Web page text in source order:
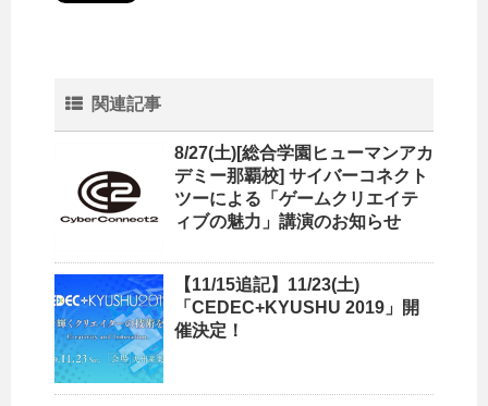
関連記事
8/27(土)[総合学園ヒューマンアカ
デミー那覇校] サイバーコネクト
ツーによる「ゲームクリエイテ
ィブの魅力」講演のお知らせ
【11/15追記】11/23(土)
「CEDEC+KYUSHU 2019」開
催決定！